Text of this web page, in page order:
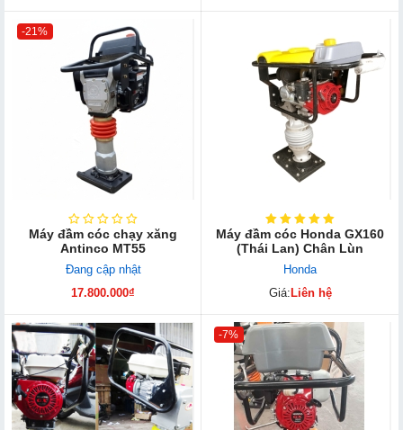
-21%
Máy đầm cóc chạy xăng
Antinco MT55
Đang cập nhật
17.800.000₫
Máy đầm cóc Honda GX160
(Thái Lan) Chân Lùn
Honda
Giá: Liên hệ
-7%